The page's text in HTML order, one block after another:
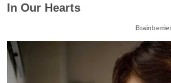
In Our Hearts